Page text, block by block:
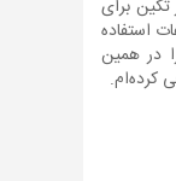
برای
استفاده
در همین
کرده‌ام.